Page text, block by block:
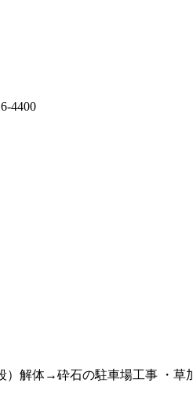
4400
）解体→砕石の駐車場工事 ・